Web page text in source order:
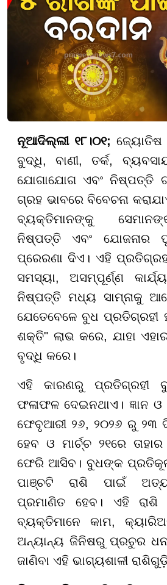
ନୂଆଦିଲ୍ଲୀ ୧୮।୦୧; ଜ୍ୟୋତିଷ
ବୁଦ୍ଧି, ବାଣୀ, ତର୍କ,
ଯୋଗାଯୋଗ ଏବଂ ନିଷ୍ପତ୍ତି
ଗ୍ରହ ଭାବରେ ବିବେଚନା
ବ୍ୟକ୍ତିମାନଙ୍କୁ
ନିଷ୍ପତ୍ତି ଏବଂ ଯୋଜନାର
ପ୍ରେରଣା ଦିଏ। ଏହି
ସମସ୍ୟା, ଅସମ୍ପୂର୍ଣ୍ଣ
ନିଷ୍ପତ୍ତି ମଧ୍ୟ ସାମ୍ନାକୁ
ଯେତେବେଳେ ବୁଧ ପ୍ରତିଗ୍ରହୀ
ଶକ୍ତି" ଲାଭ କରେ, ଯାହା
ବୃଦ୍ଧି କରେ।
ଏହି କାରଣରୁ ପ୍ରତିଗ୍ରହୀ
ଫଳାଫଳ ଦେଇନଥାଏ। ଜ୍ଞାନ
ଫେବୃଆରୀ ୨୬, ୨୦୨୬ ରୁ ୨୩
ହେବ ଓ ମାର୍ଚ୍ଚ ୨୧ରେ
ଫେରି ଆସିବ। ବୁଧଙ୍କ
ପାଞ୍ଚଟି ରାଶି ପାଇଁ
ପ୍ରମାଣିତ ହେବ। ଏହି ରାଶି
ବ୍ୟକ୍ତିମାନେ କାମ,
ଅନ୍ୟାନ୍ୟ ଜିନିଷରୁ ପ୍ରଚୁର
ଜାଣିବା ଏହି ଭାଗ୍ୟଶାଳୀ